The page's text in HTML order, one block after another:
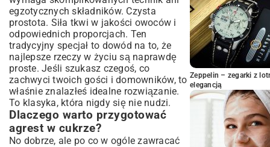
Różne odsłony agrestu w cukrze:
Wariacje i dodatki
Agrest w cukrze z dodatkiem mięty lub
wanilii
Agrest w cukrze z mniejszą ilością cukru
Jak przechowywać agrest w cukrze, by
cieszyć się nim dłużej?
Typowe błędy przy przechowywaniu i jak
ich unikać
Wykorzystanie agrestu w cukrze w
kuchni: Inspirujące pomysły
egzotycznych składników. Czysta
prostota. Siła tkwi w jakości owoców i
odpowiednich proporcjach. Ten
tradycyjny specjał to dowód na to, że
najlepsze rzeczy w życiu są naprawdę
proste. Jeśli szukasz czegoś, co
zachwyci twoich gości i domowników, to
właśnie znalazłeś idealne rozwiązanie.
To klasyka, która nigdy się nie nudzi.
Dlaczego warto przygotować
agrest w cukrze?
No dobrze, ale po co w ogóle zawracać
Zeppelin – zegarki z
elegancją